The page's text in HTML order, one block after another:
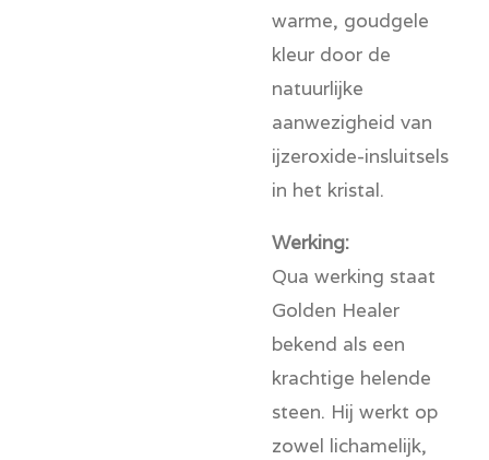
warme, goudgele
kleur door de
natuurlijke
aanwezigheid van
ijzeroxide-insluitsels
in het kristal.
Werking:
Qua werking staat
Golden Healer
bekend als een
krachtige helende
steen. Hij werkt op
zowel lichamelijk,